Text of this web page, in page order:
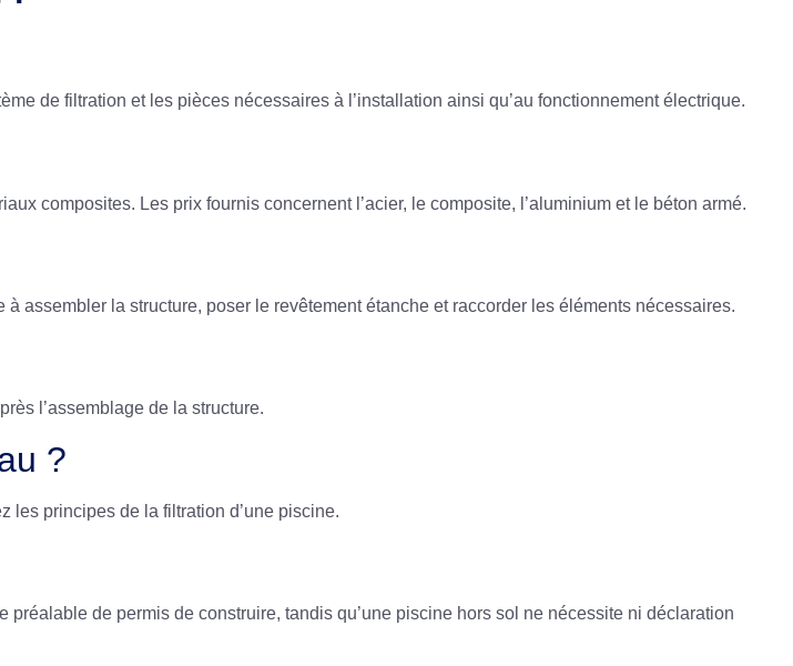
de filtration et les pièces nécessaires à l’installation ainsi qu’au fonctionnement électrique.
composites. Les prix fournis concernent l’acier, le composite, l’aluminium et le béton armé.
assembler la structure, poser le revêtement étanche et raccorder les éléments nécessaires.
l’assemblage de la structure.
?
les principes de la filtration d’une piscine.
de permis de construire, tandis qu’une piscine hors sol ne nécessite ni déclaration